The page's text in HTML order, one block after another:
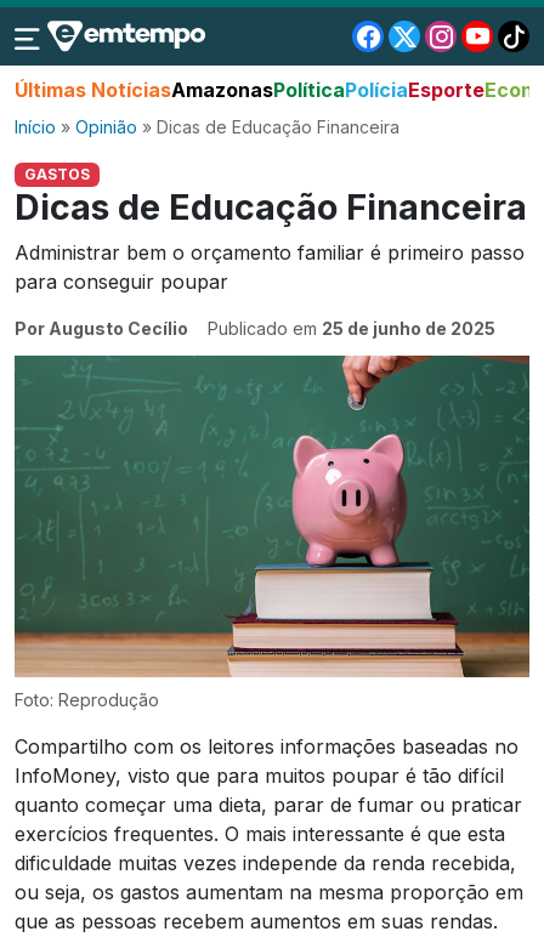
Últimas NotíciasAmazonasPolíticaPolíciaEsporte
Início » Opinião » Dicas de Educação Financeira
GASTOS
Dicas de Educação Financeira
Administrar bem o orçamento familiar é primeiro passo
para conseguir poupar
Por Augusto Cecílio Publicado em 25 de junho de 2025
Foto: Reprodução
Compartilho com os leitores informações baseadas no
InfoMoney, visto que para muitos poupar é tão difícil
quanto começar uma dieta, parar de fumar ou praticar
exercícios frequentes. O mais interessante é que esta
dificuldade muitas vezes independe da renda recebida,
ou seja, os gastos aumentam na mesma proporção em
que as pessoas recebem aumentos em suas rendas.